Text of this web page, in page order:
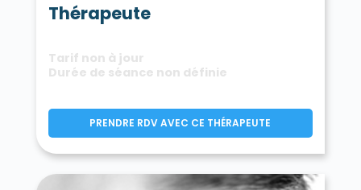
Thérapeute
Tarif non à jour
Durée de séance non définie
PRENDRE RDV AVEC CE THÉRAPEUTE